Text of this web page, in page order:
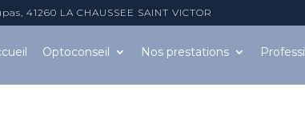
41260 LA CHAUSSEE SAINT VICTOR
Optoconseil Nos prestations